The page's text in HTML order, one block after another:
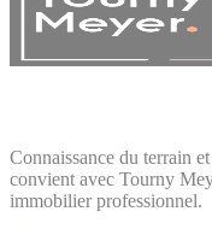
Connaissance du terrain
convient avec Tourny
immobilier professionnel.